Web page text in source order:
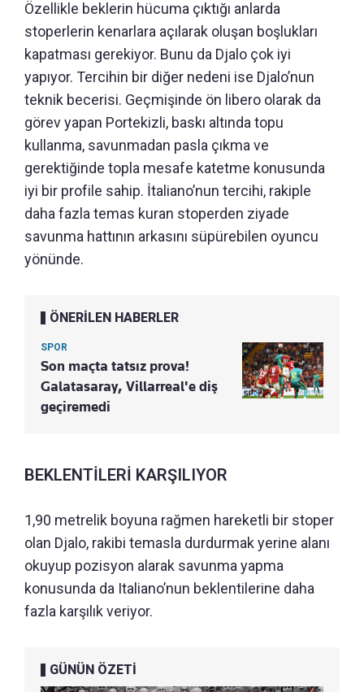
Özellikle beklerin hücuma çıktığı anlarda
stoperlerin kenarlara açılarak oluşan boşlukları
kapatması gerekiyor. Bunu da Djalo çok iyi
yapıyor. Tercihin bir diğer nedeni ise Djalo’nun
teknik becerisi. Geçmişinde ön libero olarak da
görev yapan Portekizli, baskı altında topu
kullanma, savunmadan pasla çıkma ve
gerektiğinde topla mesafe katetme konusunda
iyi bir profile sahip. İtaliano’nun tercihi, rakiple
daha fazla temas kuran stoperden ziyade
savunma hattının arkasını süpürebilen oyuncu
yönünde.
ÖNERİLEN HABERLER
SPOR
Son maçta tatsız prova!
Galatasaray, Villarreal'e diş
geçiremedi
BEKLENTİLERİ KARŞILIYOR
1,90 metrelik boyuna rağmen hareketli bir stoper
olan Djalo, rakibi temasla durdurmak yerine alanı
okuyup pozisyon alarak savunma yapma
konusunda da Italiano’nun beklentilerine daha
fazla karşılık veriyor.
GÜNÜN ÖZETİ